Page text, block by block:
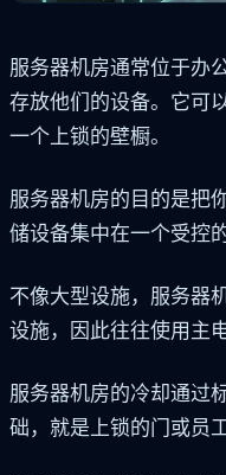
服务器机房通常位于办
存放他们的设备。它可
一个上锁的壁橱。
服务器机房的目的是把
储设备集中在一个受控
不像大型设施，服务器
设施，因此往往使用主
服务器机房的冷却通过
础，就是上锁的门或员工